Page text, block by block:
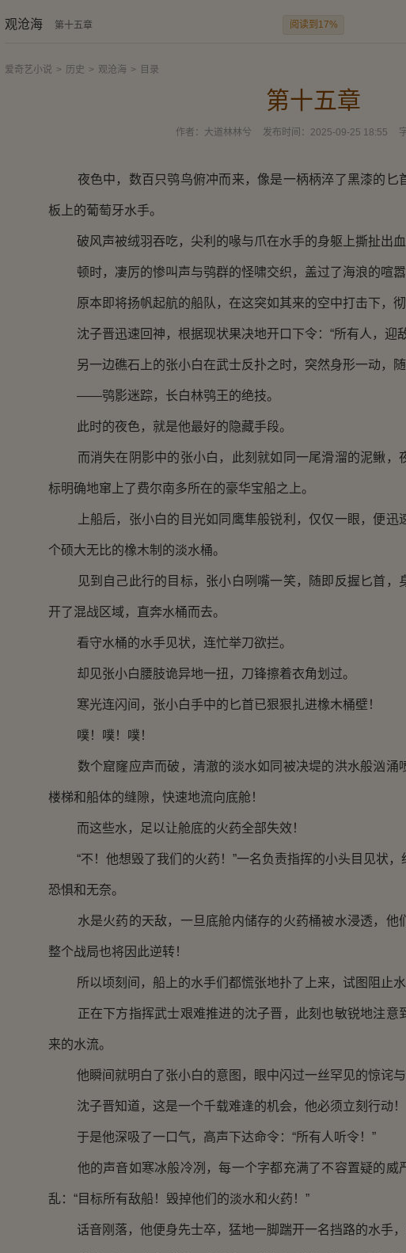
观沧海 第十五章 阅读到17%
爱奇艺小说 > 历史 > 观沧海 > 目录
第十五章
作者： 大道林林兮 发布时间： 2025-09-25 18:55
夜色中，数百只鸮鸟俯冲而来，像是一柄柄淬了黑漆的匕
板上的葡萄牙水手。
破风声被绒羽吞吃，尖利的喙与爪在水手的身躯上撕扯出血
顿时，凄厉的惨叫声与鸮群的怪啸交织，盖过了海浪的喧嚣
原本即将扬帆起航的船队，在这突如其来的空中打击下，彻
沈子晋迅速回神，根据现状果决地开口下令：“所有人，迎
另一边礁石上的张小白在武士反扑之时，突然身形一动，随
——鸮影迷踪，长白林鸮王的绝技。
此时的夜色，就是他最好的隐藏手段。
而消失在阴影中的张小白，此刻就如同一尾滑溜的泥鳅，
标明确地窜上了费尔南多所在的豪华宝船之上。
上船后，张小白的目光如同鹰隼般锐利，仅仅一眼，便迅
个硕大无比的橡木制的淡水桶。
见到自己此行的目标，张小白咧嘴一笑，随即反握匕首，
开了混战区域，直奔水桶而去。
看守水桶的水手见状，连忙举刀欲拦。
却见张小白腰肢诡异地一扭，刀锋擦着衣角划过。
寒光连闪间，张小白手中的匕首已狠狠扎进橡木桶壁！
噗！噗！噗！
数个窟窿应声而破，清澈的淡水如同被决堤的洪水般汹涌
楼梯和船体的缝隙，快速地流向底舱！
而这些水，足以让舱底的火药全部失效！
“不！他想毁了我们的火药！”一名负责指挥的小头目见状，
恐惧和无奈。
水是火药的天敌，一旦底舱内储存的火药桶被水浸透，他们
整个战局也将因此逆转！
所以顷刻间，船上的水手们都慌张地扑了上来，试图阻止水
正在下方指挥武士艰难推进的沈子晋，此刻也敏锐地注意
来的水流。
他瞬间就明白了张小白的意图，眼中闪过一丝罕见的惊诧与
沈子晋知道，这是一个千载难逢的机会，他必须立刻行动！
于是他深吸了一口气，高声下达命令：“所有人听令！”
他的声音如寒冰般冷冽，每一个字都充满了不容置疑的威
乱：“目标所有敌船！毁掉他们的淡水和火药！”
话音刚落，他便身先士卒，猛地一脚踹开一名挡路的水手，